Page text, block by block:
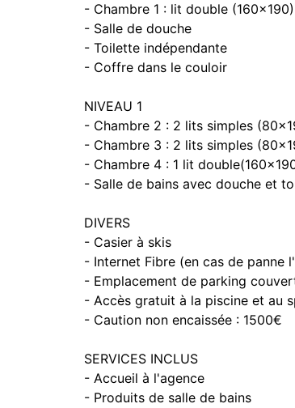
- Chambre 1 : lit double (160x190)
- Salle de douche
- Toilette indépendante
- Coffre dans le couloir
NIVEAU 1
- Chambre 2 : 2 lits simples
- Chambre 3 : 2 lits simples
- Chambre 4 : 1 lit
- Salle de bains avec douche et
DIVERS
- Casier à skis
- Internet Fibre (en cas de panne
- Emplacement de parking
- Accès gratuit à la piscine et au
- Caution non encaissée : 1500€
SERVICES INCLUS
- Accueil à l'agence
- Produits de salle de bains